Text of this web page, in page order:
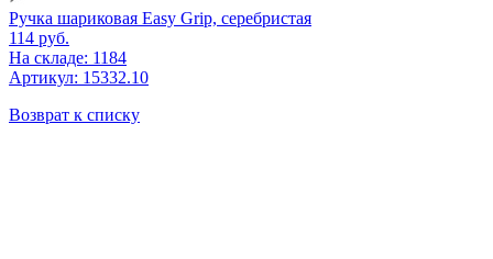
Ручка шариковая Easy Grip, серебристая
114 руб.
На складе: 1184
Артикул: 15332.10
Возврат к списку